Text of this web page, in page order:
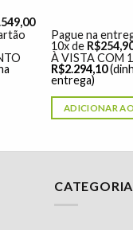
Pague na
10x de R$
À VISTA COM
R$2.294,10
entrega)
ADICIONAR
CATEGORIA